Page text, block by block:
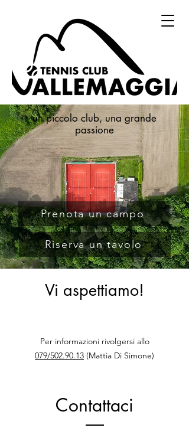
un piccolo club, una grande
passione
Prenota un campo
Riserva un tavolo
Vi aspettiamo!
Per informazioni rivolgersi allo
079/502.90.13 (Mattia Di Simone)
Contattaci